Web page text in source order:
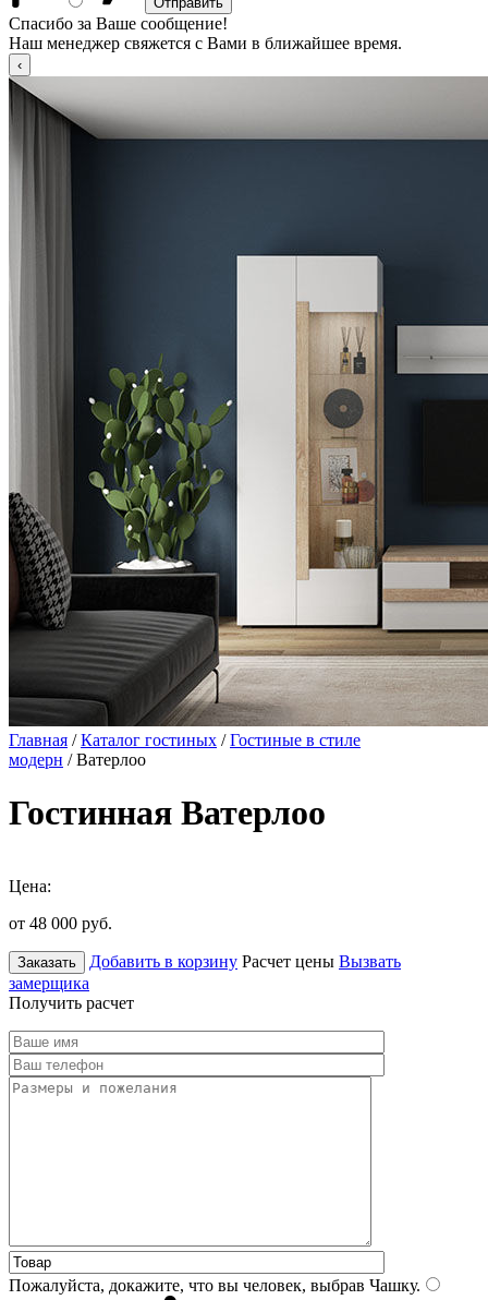
Спасибо за Ваше сообщение!
Наш менеджер свяжется с Вами в ближайшее время.
Главная /Каталог гостиных /Гостиные в стиле
модерн / Ватерлоо
Гостинная Ватерлоо
Цена:
от 48 000 руб.
Заказать Добавить в корзину Расчет цены Вызвать
замерщика
Получить расчет
Пожалуйста, докажите, что вы человек, выбрав Чашку.